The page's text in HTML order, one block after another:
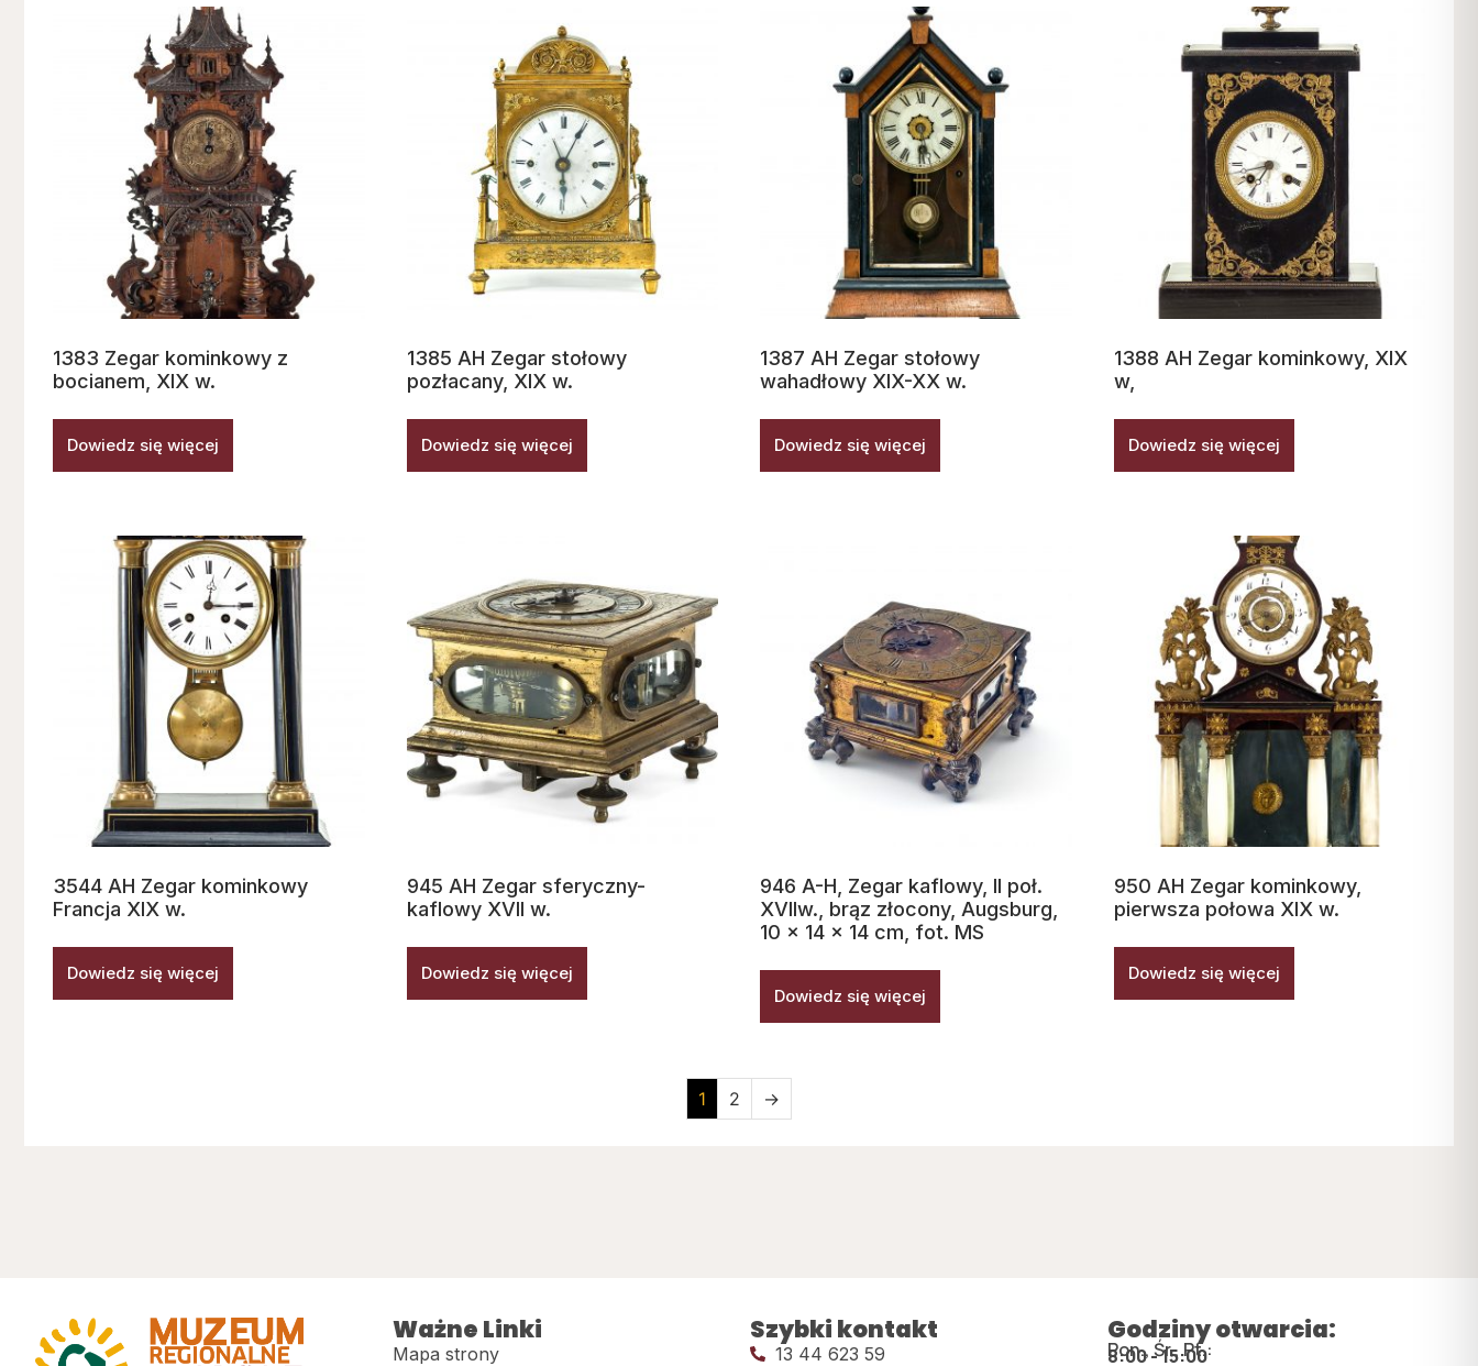
1383 Zegar kominkowy z
bocianem, XIX w.
Dowiedz się więcej
1385 AH Zegar stołowy
pozłacany, XIX w.
Dowiedz się więcej
1387 AH Zegar stołowy
wahadłowy XIX-XX w.
Dowiedz się więcej
1388 AH Zegar kominkowy, XIX
w,
Dowiedz się więcej
3544 AH Zegar kominkowy
Francja XIX w.
Dowiedz się więcej
945 AH Zegar sferyczny-
kaflowy XVII w.
Dowiedz się więcej
946 A-H, Zegar kaflowy, II poł.
XVIIw., brąz złocony, Augsburg,
10 x 14 x 14 cm, fot. MS
Dowiedz się więcej
950 AH Zegar kominkowy,
pierwsza połowa XIX w.
Dowiedz się więcej
1 2 →
Ważne Linki
Mapa strony
Szybki kontakt
13 44 623 59
Godziny otwarcia:
Pon., Śr., Pt.:
8:00 - 15:00